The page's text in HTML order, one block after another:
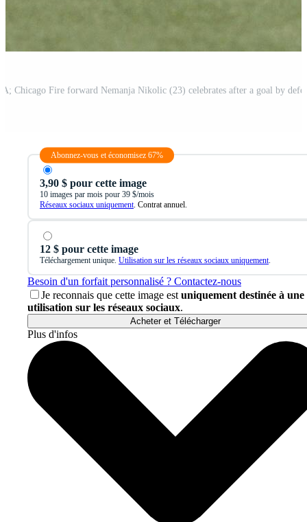
Abonnez-vous et économisez 67%
3,90 $ pour cette image
10 images par mois pour 39 $/mois
Réseaux sociaux uniquement . Contrat annuel.
12 $ pour cette image
Téléchargement unique. Utilisation sur les réseaux sociaux uniquement
Besoin d'un forfait personnalisé ? Contactez-nous
Je reconnais que cette image est uniquement destinée à une
utilisation sur les réseaux sociaux.
Acheter et Télécharger
Plus d'infos